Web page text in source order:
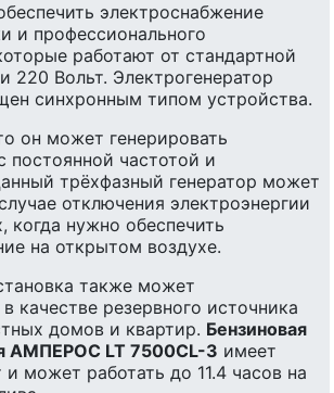
электроснабжение
и профессионального
работают от стандартной
220 Вольт. Электрогенератор
синхронным типом устройства.
он может генерировать
постоянной частотой и
трёхфазный генератор может
отключения электроэнергии
когда нужно обеспечить
на открытом воздухе.
также может
качестве резервного источника
домов и квартир. Бензиновая
АМПЕРОС LT 7500CL-3 имеет
может работать до 11.4 часов на